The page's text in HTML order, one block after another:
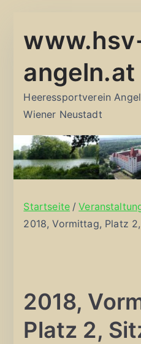
Inhalt
angeln.at
Heeressportverein
Wiener Neustadt
Startseite
2018, Vormittag, Platz
2018,
Platz 2,